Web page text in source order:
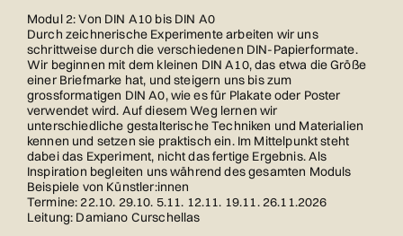
Modul 2: Von DIN A10 bis DIN A0
Durch zeichnerische Experimente arbeiten wir uns
schrittweise durch die verschiedenen DIN-Papierformate.
Wir beginnen mit dem kleinen DIN A10, das etwa die Größe
einer Briefmarke hat, und steigern uns bis zum
grossformatigen DIN A0, wie es für Plakate oder Poster
verwendet wird. Auf diesem Weg lernen wir
unterschiedliche gestalterische Techniken und Materialien
kennen und setzen sie praktisch ein. Im Mittelpunkt steht
dabei das Experiment, nicht das fertige Ergebnis. Als
Inspiration begleiten uns während des gesamten Moduls
Beispiele von Künstler:innen
Termine: 22.10. 29.10. 5.11. 12.11. 19.11. 26.11.2026
Leitung: Damiano Curschellas